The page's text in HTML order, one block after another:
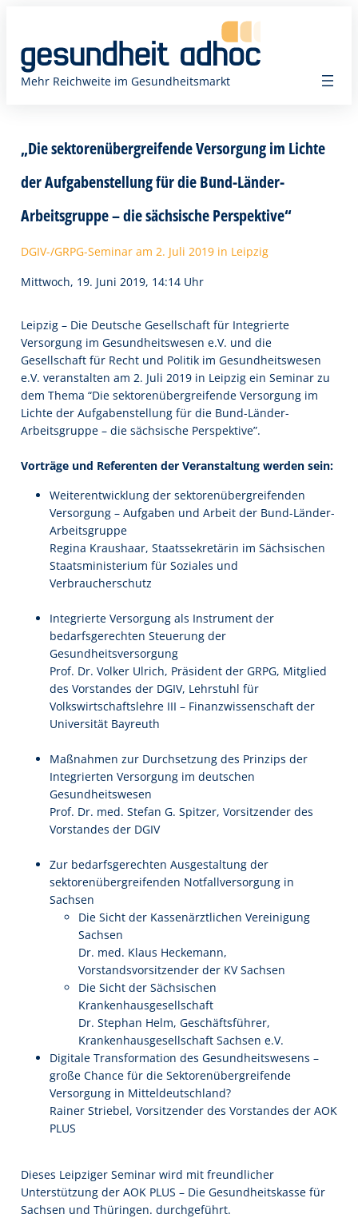
springen
Mehr Reichweite im Gesundheitsmarkt
„Die sektorenübergreifende Versorgung im Lichte
der Aufgabenstellung für die Bund-Länder-
Arbeitsgruppe – die sächsische Perspektive“
DGIV-/GRPG-Seminar am 2. Juli 2019 in Leipzig
Mittwoch, 19. Juni 2019, 14:14 Uhr
Leipzig – Die Deutsche Gesellschaft für Integrierte
Versorgung im Gesundheitswesen e.V. und die
Gesellschaft für Recht und Politik im Gesundheitswesen
e.V. veranstalten am 2. Juli 2019 in Leipzig ein Seminar zu
dem Thema “Die sektorenübergreifende Versorgung im
Lichte der Aufgabenstellung für die Bund-Länder-
Arbeitsgruppe – die sächsische Perspektive”.
Vorträge und Referenten der Veranstaltung werden sein:
Weiterentwicklung der sektorenübergreifenden
Versorgung – Aufgaben und Arbeit der Bund-Länder-
Arbeitsgruppe
Regina Kraushaar, Staatssekretärin im Sächsischen
Staatsministerium für Soziales und
Verbraucherschutz
Integrierte Versorgung als Instrument der
bedarfsgerechten Steuerung der
Gesundheitsversorgung
Prof. Dr. Volker Ulrich, Präsident der GRPG, Mitglied
des Vorstandes der DGIV, Lehrstuhl für
Volkswirtschaftslehre III – Finanzwissenschaft der
Universität Bayreuth
Maßnahmen zur Durchsetzung des Prinzips der
Integrierten Versorgung im deutschen
Gesundheitswesen
Prof. Dr. med. Stefan G. Spitzer, Vorsitzender des
Vorstandes der DGIV
Zur bedarfsgerechten Ausgestaltung der
sektorenübergreifenden Notfallversorgung in
Sachsen
Die Sicht der Kassenärztlichen Vereinigung
Sachsen
Dr. med. Klaus Heckemann,
Vorstandsvorsitzender der KV Sachsen
Die Sicht der Sächsischen
Krankenhausgesellschaft
Dr. Stephan Helm, Geschäftsführer,
Krankenhausgesellschaft Sachsen e.V.
Digitale Transformation des Gesundheitswesens –
große Chance für die Sektorenübergreifende
Versorgung in Mitteldeutschland?
Rainer Striebel, Vorsitzender des Vorstandes der AOK
PLUS
Dieses Leipziger Seminar wird mit freundlicher
Unterstützung der AOK PLUS – Die Gesundheitskasse für
Sachsen und Thüringen. durchgeführt.